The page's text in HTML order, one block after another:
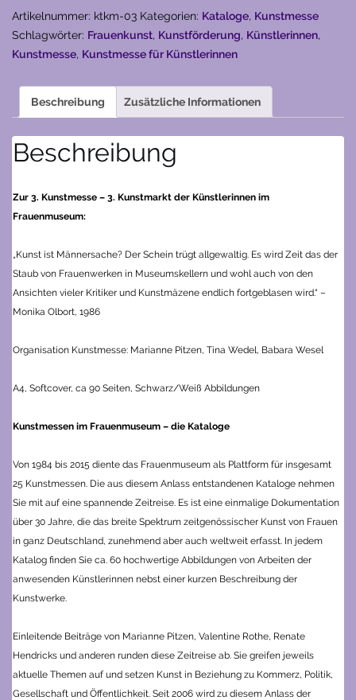
3.
Kunstmarkt
der
Menge
Artikelnummer: ktkm-03 Kategorien: Kataloge, Kunstmesse
Schlagwörter: Frauenkunst, Kunstförderung, Künstlerinnen,
Kunstmesse, Kunstmesse für Künstlerinnen
Beschreibung Zusätzliche Informationen
Beschreibung
Zur 3. Kunstmesse – 3. Kunstmarkt der Künstlerinnen im
Frauenmuseum:
„Kunst ist Männersache? Der Schein trügt allgewaltig. Es wird Zeit das der
Staub von Frauenwerken in Museumskellern und wohl auch von den
Ansichten vieler Kritiker und Kunstmäzene endlich fortgeblasen wird.“ –
Monika Olbort, 1986
Organisation Kunstmesse: Marianne Pitzen, Tina Wedel, Babara Wesel
A4, Softcover, ca 90 Seiten, Schwarz/Weiß Abbildungen
Kunstmessen im Frauenmuseum – die Kataloge
Von 1984 bis 2015 diente das Frauenmuseum als Plattform für insgesamt
25 Kunstmessen. Die aus diesem Anlass entstandenen Kataloge nehmen
Sie mit auf eine spannende Zeitreise. Es ist eine einmalige Dokumentation
über 30 Jahre, die das breite Spektrum zeitgenössischer Kunst von Frauen
in ganz Deutschland, zunehmend aber auch weltweit erfasst. In jedem
Katalog finden Sie ca. 60 hochwertige Abbildungen von Arbeiten der
anwesenden Künstlerinnen nebst einer kurzen Beschreibung der
Kunstwerke.
Einleitende Beiträge von Marianne Pitzen, Valentine Rothe, Renate
Hendricks und anderen runden diese Zeitreise ab. Sie greifen jeweils
aktuelle Themen auf und setzen Kunst in Beziehung zu Kommerz, Politik,
Gesellschaft und Öffentlichkeit. Seit 2006 wird zu diesem Anlass der